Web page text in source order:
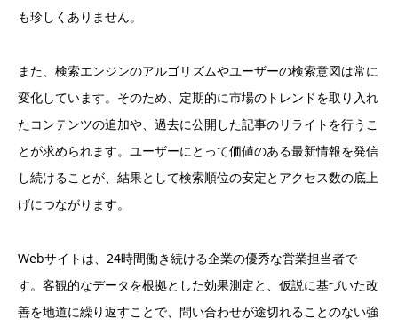
も珍しくありません。
また、検索エンジンのアルゴリズムやユーザーの検索意図は常に
変化しています。そのため、定期的に市場のトレンドを取り入れ
たコンテンツの追加や、過去に公開した記事のリライトを行うこ
とが求められます。ユーザーにとって価値のある最新情報を発信
し続けることが、結果として検索順位の安定とアクセス数の底上
げにつながります。
Webサイトは、24時間働き続ける企業の優秀な営業担当者で
す。客観的なデータを根拠とした効果測定と、仮説に基づいた改
善を地道に繰り返すことで、問い合わせが途切れることのない強